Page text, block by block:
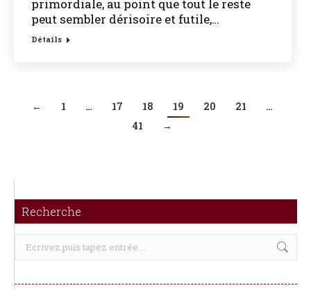
primordiale, au point que tout le reste
peut sembler dérisoire et futile,…
Détails
← 1 … 17 18 19 20 21
…
41
→
Recherche
Recherche